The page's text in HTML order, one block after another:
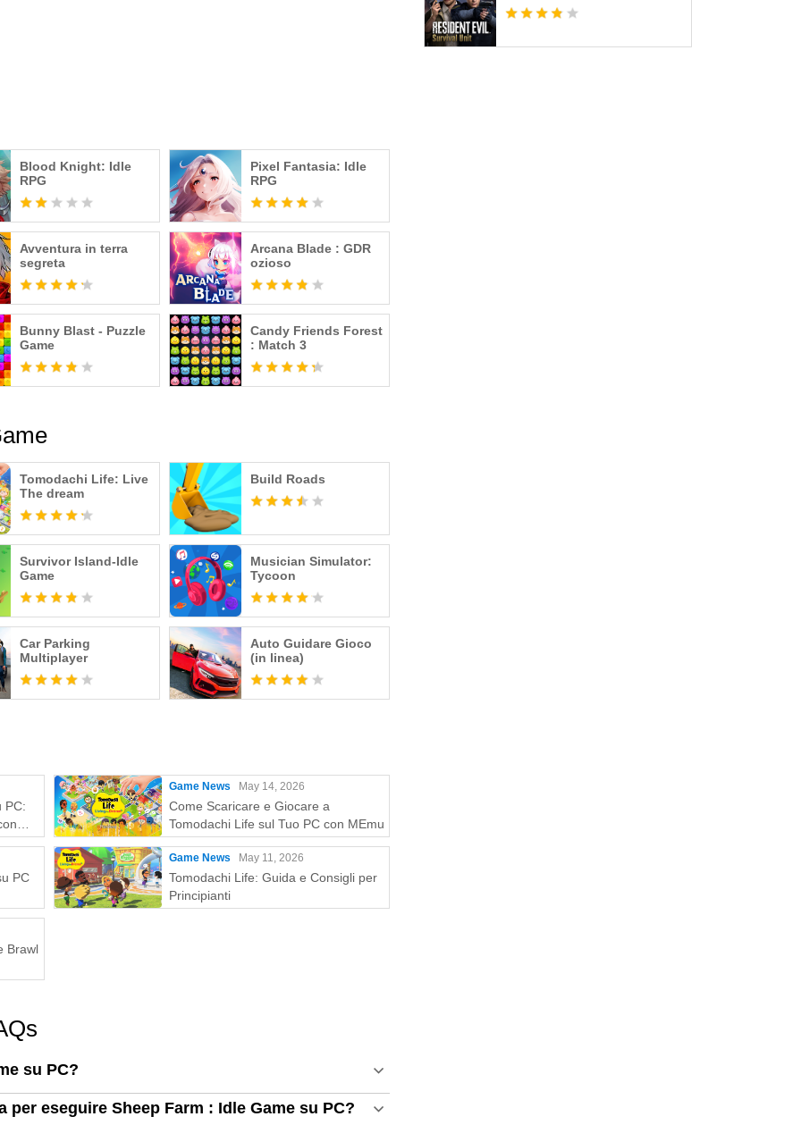
Blood Knight: Idle
RPG
Pixel Fantasia: Idle
RPG
Avventura in terra
segreta
Arcana Blade : GDR
ozioso
Bunny Blast - Puzzle
Game
Candy Friends Forest
: Match 3
Tomodachi Life: Live
The dream
Build Roads
Survivor Island-Idle
Game
Musician Simulator:
Tycoon
Car Parking
Multiplayer
Auto Guidare Gioco
(in linea)
PC:
PC
Brawl
Game News May 14, 2026
Come Scaricare e Giocare a
Tomodachi Life sul Tuo PC con MEmu
Game News May 11, 2026
Tomodachi Life: Guida e Consigli per
Principianti
su PC?
eseguire Sheep Farm : Idle Game su PC?